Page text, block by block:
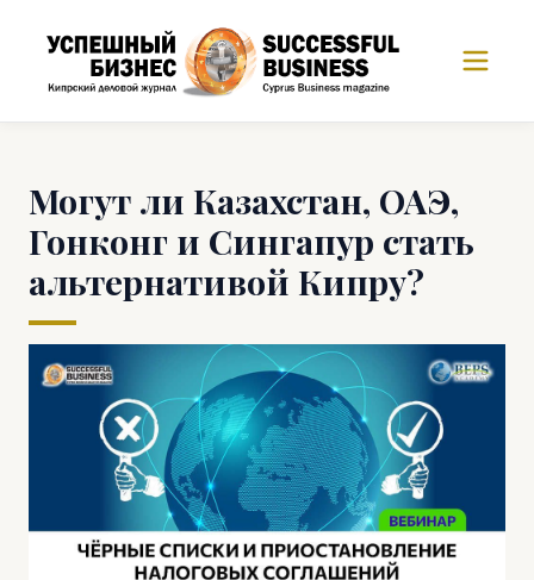
Могут ли Казахстан, ОАЭ,
Гонконг и Сингапур стать
альтернативой Кипру?